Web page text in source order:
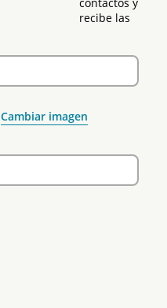
recibe las
Cambiar imagen